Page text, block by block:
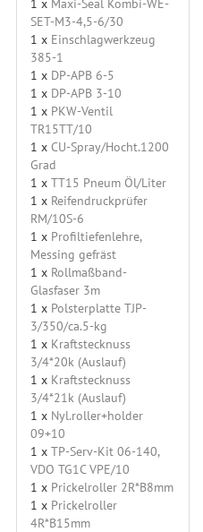
1 x Maxi-Seal Kombi-WE-
SET-M3-4,5-6/30
1 x Einschlagwerkzeug
385-1
1 x DP-APB 6-5
1 x DP-APB 3-10
1 x PKW-Ventil
TR15TT/10
1 x CU-Spray/Hocht.1200
Grad
1 x TT15 Pneum Öl/Liter
1 x Reifendruckprüfer
RM/10S-6
1 x Profiltiefenlehre,
Messing gefräst
1 x Rollmaßband-
Glasfaser 3m
1 x Polsterplatte TJP-
3/350/ca.5-kg
1 x Kraftstecknuss
3/4*20k (Auslauf)
1 x Kraftstecknuss
3/4*21k (Auslauf)
1 x Nyl.roller+holder
09+10
1 x TP-Serv-Kit 06-140,
VDO TG1C VPE/10
1 x Prickelroller 2R*B8mm
1 x Prickelroller
4R*B15mm